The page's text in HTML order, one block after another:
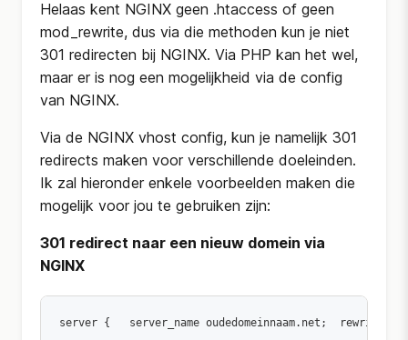
Helaas kent NGINX geen .htaccess of geen
mod_rewrite, dus via die methoden kun je niet
301 redirecten bij NGINX. Via PHP kan het wel,
maar er is nog een mogelijkheid via de config
van NGINX.
Via de NGINX vhost config, kun je namelijk 301
redirects maken voor verschillende doeleinden.
Ik zal hieronder enkele voorbeelden maken die
mogelijk voor jou te gebruiken zijn:
301 redirect naar een nieuw domein via
NGINX
server { server_name oudedomeinnaam.net; rewrite ^/